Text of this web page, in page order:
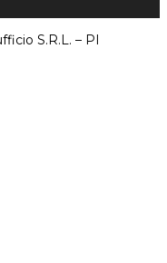
S.R.L. – PI